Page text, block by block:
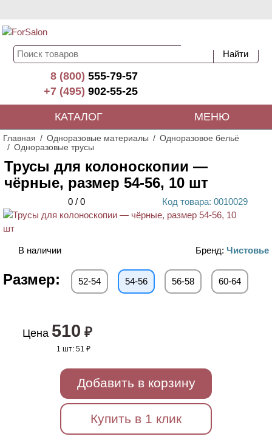
8 (800)555-79-57
+7 (495)902-55-25
КАТАЛОГ МЕНЮ
Главная Одноразовые материалы
Одноразовое бельё
Одноразовые трусы
Трусы для колоноскопии —
чёрные, размер 54-56, 10 шт
0 / 0 Код товара: 0010029
В наличии Бренд: Чистовье
Размер: 52-54 54-56 56-58 60-64
Цена 510 ₽
1 шт:51 ₽
Добавить в корзину
Купить в 1 клик